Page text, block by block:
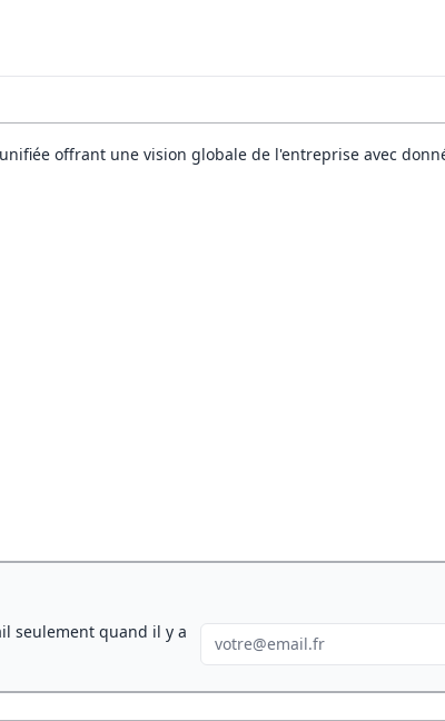
offrant une vision globale de l'entreprise avec
seulement quand il y a